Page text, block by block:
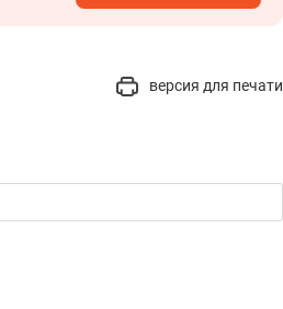
версия для печати